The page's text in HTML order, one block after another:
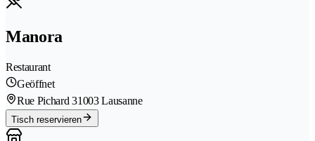
Manora
Restaurant
Geöffnet
Rue Pichard 31003 Lausanne
Tisch reservieren